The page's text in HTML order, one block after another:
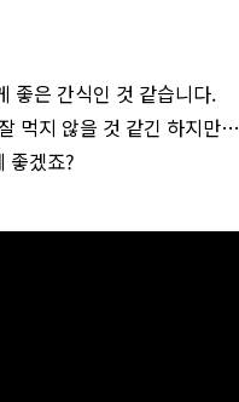
좋은 간식인 것 같습니다.
먹지 않을 것 같긴 하지만…
좋겠죠?